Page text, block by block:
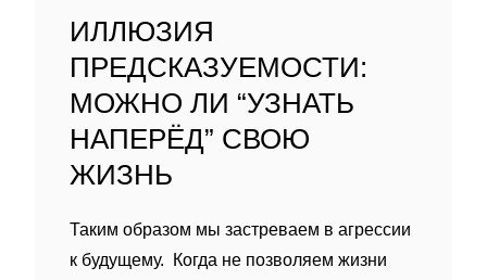
ИЛЛЮЗИЯ
ПРЕДСКАЗУЕМОСТИ:
МОЖНО ЛИ “УЗНАТЬ
НАПЕРЁД” СВОЮ
ЖИЗНЬ
Таким образом мы застреваем в агрессии
к будущему. Когда не позволяем жизни